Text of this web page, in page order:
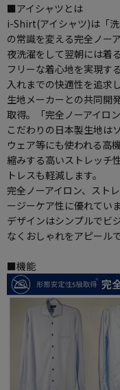
■アイシャツとは
i-Shirt(アイシャツ)は「
の常識を変える完全ノー
夜洗濯をして翌朝には着
フリーな着心地を実現す
入れまでの快適性を追求
生地メーカーとの共同開
取得。「完全ノーアイロ
こだわりの日本製生地は
ウェア等にも使われる高
縮みする高いストレッチ
トレスも軽減します。
完全ノーアイロン、スト
ージーケア性に優れていま
デザインはシンプルでビ
なくおしゃれをアピール
■機能